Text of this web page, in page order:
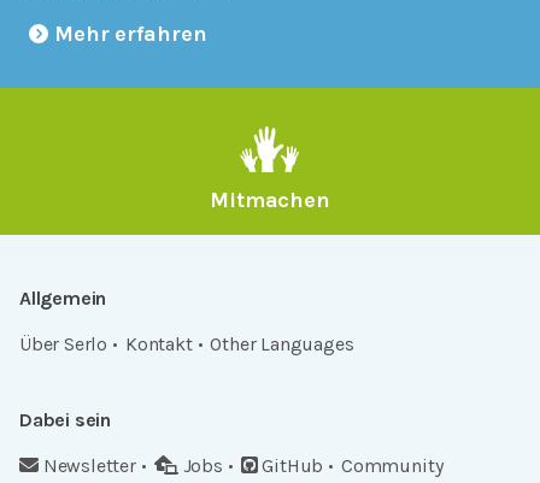
Mehr erfahren
Mitmachen
Allgemein
Über Serlo
Kontakt Other Languages
Dabei sein
Newsletter
Jobs GitHub Community